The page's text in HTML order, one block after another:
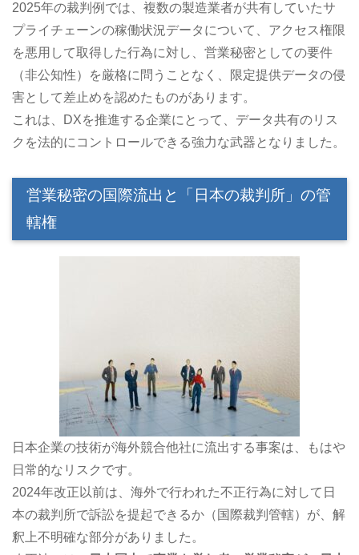
2025年の裁判例では、複数の製造業者が共有していたサ
プライチェーンの稼働状況データについて、アクセス権限
を悪用して取得した行為に対し、営業秘密としての要件
（非公知性）を厳格に問うことなく、限定提供データの侵
害として差止めを認めたものがあります。
これは、DXを推進する企業にとって、データ共有のリス
クを法的にコントロールできる強力な武器となりました。
営業秘密の国際流出と「日本の裁判所」の管
轄権
日本企業の技術が海外競合他社に流出する事案は、もはや
日常的なリスクです。
2024年改正以前は、海外で行われた不正行為に対して日
本の裁判所で訴訟を提起できるか（国際裁判管轄）が、解
釈上不明確な部分がありました。